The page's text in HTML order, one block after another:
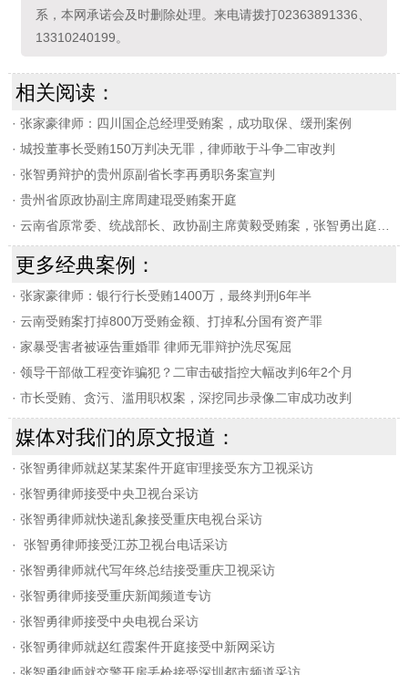
系，本网承诺会及时删除处理。来电请拨打02363891336、
13310240199。
相关阅读：
· 张家豪律师：四川国企总经理受贿案，成功取保、缓刑案例
· 城投董事长受贿150万判决无罪，律师敢于斗争二审改判
· 张智勇辩护的贵州原副省长李再勇职务案宣判
· 贵州省原政协副主席周建琨受贿案开庭
· 云南省原常委、统战部长、政协副主席黄毅受贿案，张智勇出庭辩护
更多经典案例：
· 张家豪律师：银行行长受贿1400万，最终判刑6年半
· 云南受贿案打掉800万受贿金额、打掉私分国有资产罪
· 家暴受害者被诬告重婚罪 律师无罪辩护洗尽冤屈
· 领导干部做工程变诈骗犯？二审击破指控大幅改判6年2个月
· 市长受贿、贪污、滥用职权案，深挖同步录像二审成功改判
媒体对我们的原文报道：
· 张智勇律师就赵某某案件开庭审理接受东方卫视采访
· 张智勇律师接受中央卫视台采访
· 张智勇律师就快递乱象接受重庆电视台采访
·
张智勇律师接受江苏卫视台电话采访
· 张智勇律师就代写年终总结接受重庆卫视采访
· 张智勇律师接受重庆新闻频道专访
· 张智勇律师接受中央电视台采访
· 张智勇律师就赵红霞案件开庭接受中新网采访
· 张智勇律师就交警开房丢枪接受深圳都市频道采访